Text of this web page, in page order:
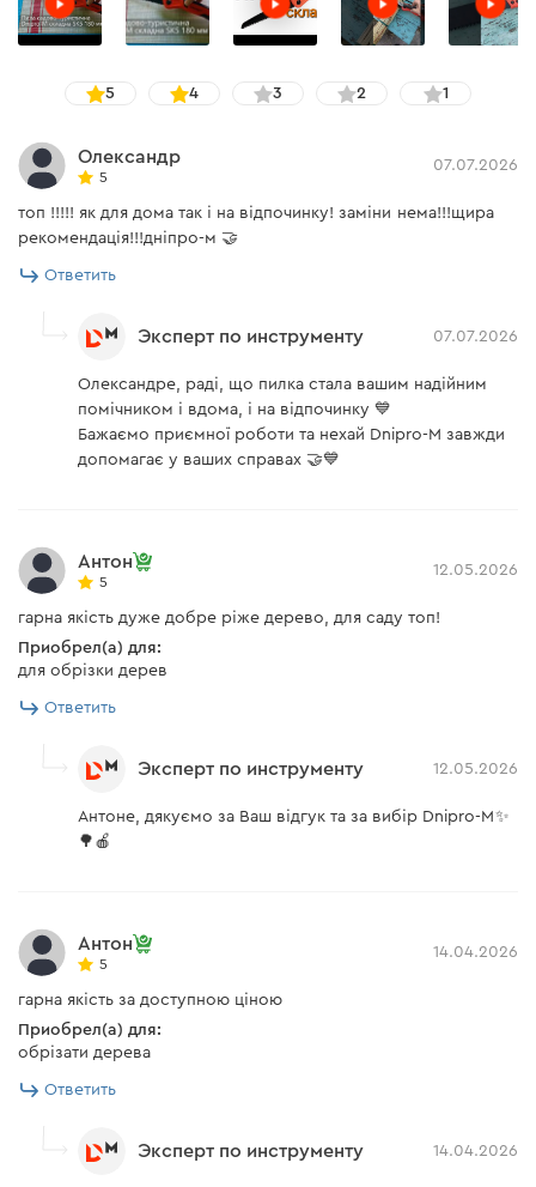
5 4 3 2 1
Олександр
5
07.07.2026
топ !!!!! як для дома так і на відпочинку! заміни нема!!!щира
рекомендація!!!дніпро-м 🤝
Ответить
Эксперт по инструменту 07.07.2026
Олександре, раді, що пилка стала вашим надійним
помічником і вдома, і на відпочинку 💙
Бажаємо приємної роботи та нехай Dnipro-M завжди
допомагає у ваших справах 🤝💙
Антон
5
12.05.2026
гарна якість дуже добре ріже дерево, для саду топ!
Приобрел(а) для:
для обрізки дерев
Ответить
Эксперт по инструменту 12.05.2026
Антоне, дякуємо за Ваш відгук та за вибір Dnipro-M✨
🌳🍎
Антон
5
14.04.2026
гарна якість за доступною ціною
Приобрел(а) для:
обрізати дерева
Ответить
Эксперт по инструменту 14.04.2026